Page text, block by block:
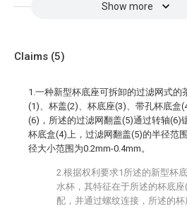
Show more
Claims (5)
1.一种新型杯底座可拆卸的过滤网式的
(1)、杯盖(2)、杯底座(3)、带孔杯底盒
(6)，所述的过滤网翻盖(5)通过转轴(6)
杯底盒(4)上，过滤网翻盖(5)的半径范
径大小范围为0.2mm-0.4mm。
2.根据权利要求1所述的新型杯
水杯，其特征在于所述的杯底
配，并通过螺纹连接，所述的